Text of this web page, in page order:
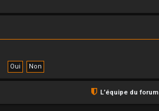
L’équipe du forum